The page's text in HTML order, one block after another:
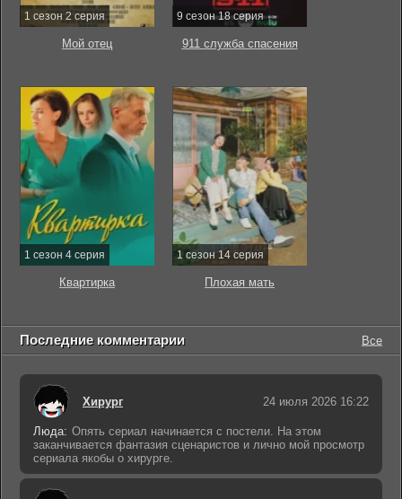
1 сезон 2 серия
Мой отец
9 сезон 18 серия
911 служба спасения
1 сезон 4 серия
Квартирка
1 сезон 14 серия
Плохая мать
Последние комментарии Все
Хирург 24 июля 2026 16:22
Люда: Опять сериал начинается с постели. На этом
заканчивается фантазия сценаристов и лично мой просмотр
сериала якобы о хирурге.